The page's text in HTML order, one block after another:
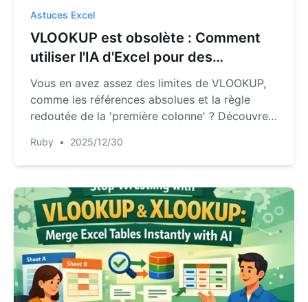
Astuces Excel
VLOOKUP est obsolète : Comment
utiliser l'IA d'Excel pour des
recherches de données plus rapides
et sans erreur
Vous en avez assez des limites de VLOOKUP,
comme les références absolues et la règle
redoutée de la 'première colonne' ? Découvrez
vos recherches de données, vous permettant
de fusionner des tableaux avec de simples
Ruby • 2025/12/30